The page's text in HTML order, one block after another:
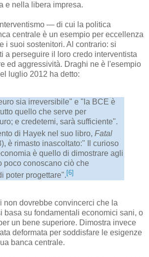
e nella libera impresa.
— di cui la politica
centrale è un esempio per eccellenza
i suoi sostenitori. Al contrario: si
a perseguire il loro credo interventista
ed aggressività. Draghi ne è l'esempio
luglio 2012 ha detto:
sia irreversibile" e "la BCE è
quello che serve per
e credetemi, sarà sufficiente".
di Hayek nel suo libro, Fatal
è rimasto inascoltato:" Il curioso
è quello di dimostrare agli
poco conoscano ciò che
poter progettare".[6]
non dovrebbe convincerci che la
basa su fondamentali economici sani, o
un bene superiore. Dimostra invece
deformata per soddisfare le esigenze
banca centrale.